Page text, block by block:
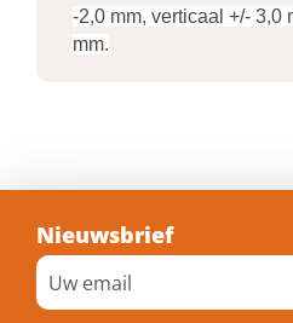
-2,0 mm, verticaal +/- 3,0
mm.
Draagkracht (bij 2
100
Nieuwsbrief